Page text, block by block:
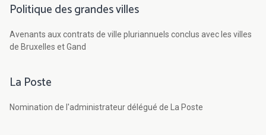
Politique des grandes villes
Avenants aux contrats de ville pluriannuels conclus avec les villes
de Bruxelles et Gand
La Poste
Nomination de l'administrateur délégué de La Poste